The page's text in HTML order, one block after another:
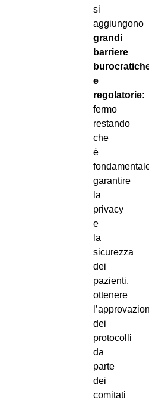
si
aggiungono
grandi
barriere
e
regolatorie:
fermo
restando
che
è
garantire
la
privacy
e
la
sicurezza
dei
pazienti,
ottenere
dei
protocolli
da
parte
dei
comitati